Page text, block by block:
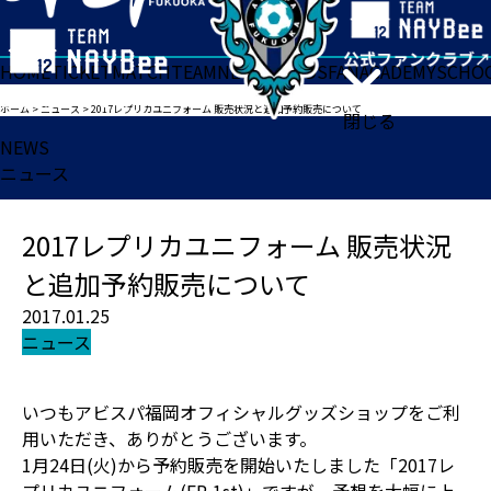
閉じる
HOMETICKETMATCHTEAMNEWSGOODSFANACADEMY
ホーム >ニュース >2017レプリカユニフォーム 販売状況と追加予約販売について
NEWS
ニュース
2017レプリカユニフォーム 販売状況
と追加予約販売について
2017.01.25
ニュース
いつもアビスパ福岡オフィシャルグッズショップをご利
用いただき、ありがとうございます。
1月24日(火)から予約販売を開始いたしました「2017レ